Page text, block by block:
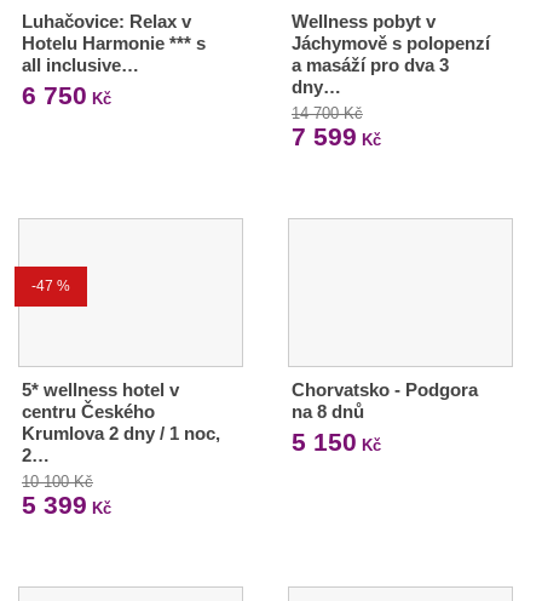
Luhačovice: Relax v
Hotelu Harmonie *** s
all inclusive…
6 750 Kč
Wellness pobyt v
Jáchymově s polopenzí
a masáží pro dva 3
dny…
14 700 Kč
7 599 Kč
-47 %
5* wellness hotel v
centru Českého
Krumlova 2 dny / 1 noc,
2…
10 100 Kč
5 399 Kč
Chorvatsko - Podgora
na 8 dnů
5 150 Kč